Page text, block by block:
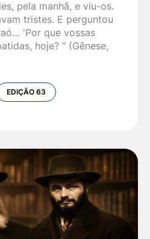
pela manhã, e viu-os.
tristes. E perguntou
'Por que vossas
hoje? " (Gênese,
EDIÇÃO 63